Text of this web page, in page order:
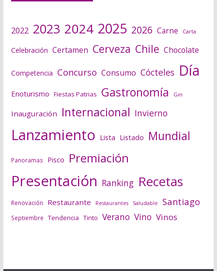
2022 2023 2024 2025 2026 Carne Carta
Celebración Certamen Cerveza Chile Chocolate
Competencia Concurso Consumo Cócteles Día
Enoturismo Fiestas Patrias Gastronomía Gin
Inauguración Internacional Invierno
Lanzamiento Lista Listado Mundial
Panoramas Pisco Premiación
Presentación Ranking Recetas
Renovación Restaurante Restaurantes Saludable Santiago
Septiembre Tendencia Tinto Verano Vino Vinos